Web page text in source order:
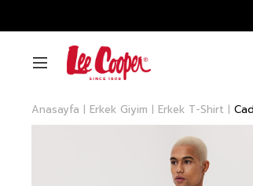
Anasayfa Erkek Giyim Erkek T-Shirt